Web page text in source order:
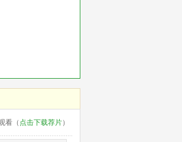
看（ 点击下载荐片）